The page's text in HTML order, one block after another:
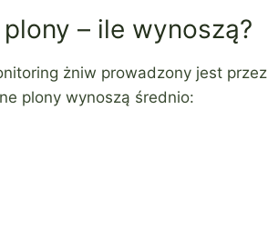
– ile wynoszą?
żniw prowadzony jest przez
plony wynoszą średnio: